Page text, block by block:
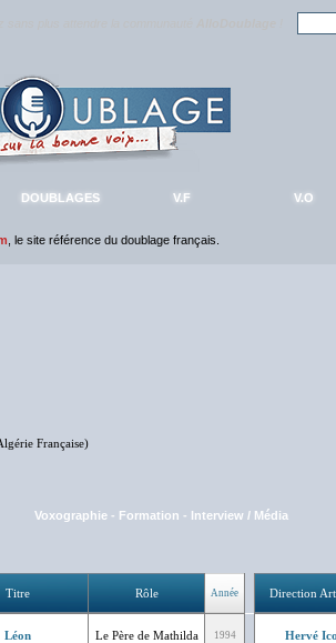
DOUBLAGES V.F V.O
, le site référence du doublage français.
Française)
Voxographie - Formation - Interview / Média
Titre Rôle Année Direction
Léon Le Père de Mathilda 1994 Hervé